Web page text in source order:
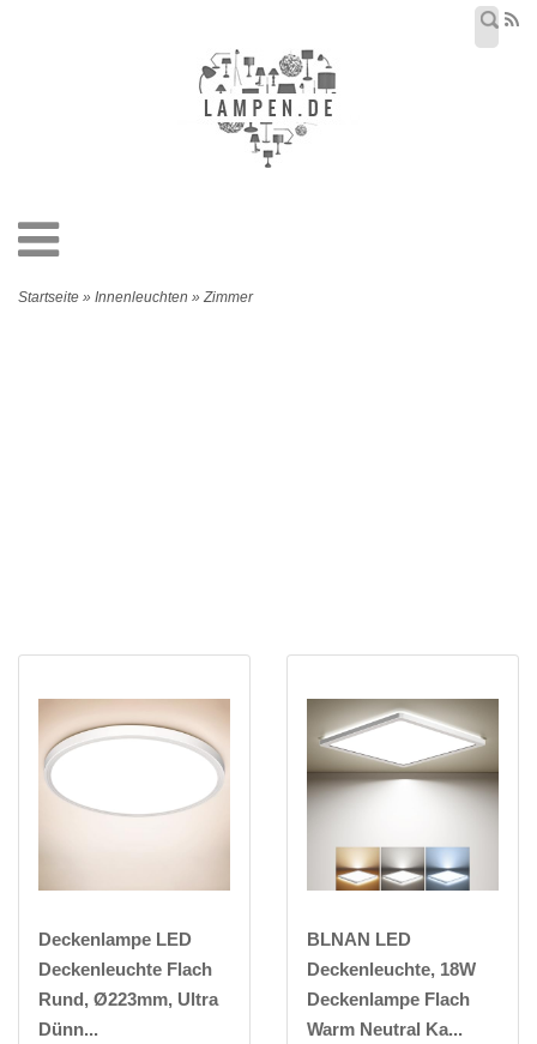
Startseite » Innenleuchten » Zimmer
Deckenlampe LED
Deckenleuchte Flach
Rund, Ø223mm, Ultra
Dünn...
BLNAN LED
Deckenleuchte, 18W
Deckenlampe Flach
Warm Neutral Ka...